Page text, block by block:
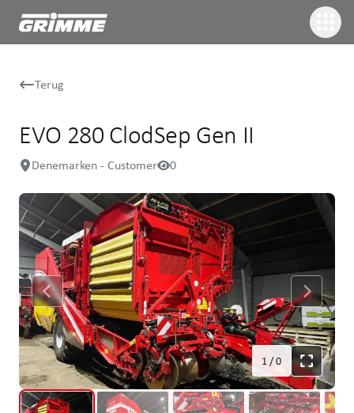
Terug
EVO 280 ClodSep Gen II
Denemarken - Customer 0
1/0